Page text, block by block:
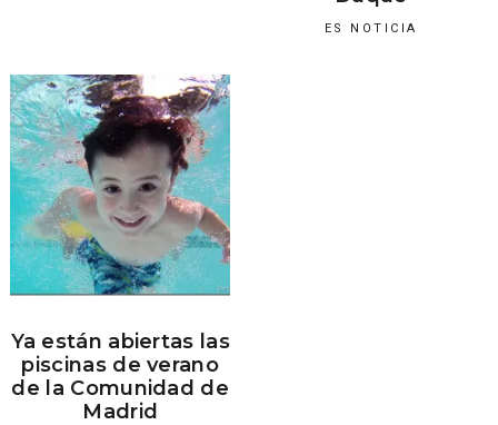
ES NOTICIA
Ya están abiertas las
piscinas de verano
de la Comunidad de
Madrid